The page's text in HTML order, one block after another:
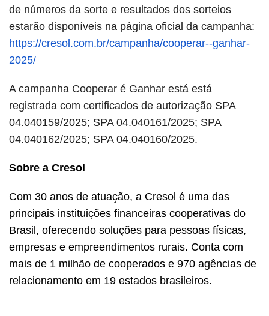
de números da sorte e resultados dos sorteios
estarão disponíveis na página oficial da campanha:
https://cresol.com.br/campanha/cooperar--ganhar-
2025/
A campanha Cooperar é Ganhar está está
registrada com certificados de autorização SPA
04.040159/2025; SPA 04.040161/2025; SPA
04.040162/2025; SPA 04.040160/2025.
Sobre a Cresol
Com 30 anos de atuação, a Cresol é uma das
principais instituições financeiras cooperativas do
Brasil, oferecendo soluções para pessoas físicas,
empresas e empreendimentos rurais. Conta com
mais de 1 milhão de cooperados e 970 agências de
relacionamento em 19 estados brasileiros.